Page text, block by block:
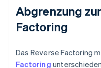
Abgrenzung
Factoring
Das Reverse Factoring
Factoring